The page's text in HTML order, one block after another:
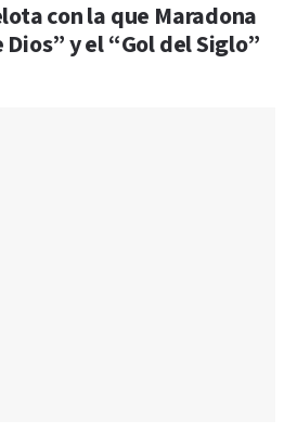
con la que Maradona
y el “Gol del Siglo”